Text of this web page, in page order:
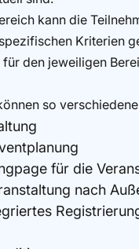
kann die
Kriterien
den jeweiligen
so
für die
nach